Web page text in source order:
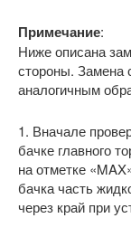
Примечание:
Ниже описана
стороны. Замена
аналогичным
1. Вначале
бачке главного
на отметке
бачка часть
через край при